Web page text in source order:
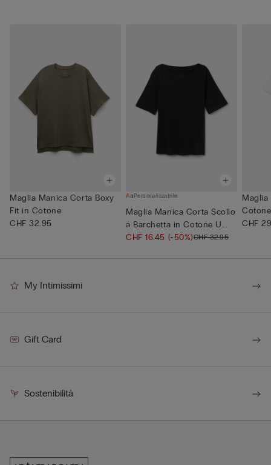
Maglia Manica Corta Boxy
Fit in Cotone
CHF 32.95
Personalizzabile
Maglia Manica Corta Scollo
a Barchetta in Cotone U...
CHF 16.45 (-50%)CHF 32.95
CHF
My Intimissimi
Gift Card
Sostenibilità